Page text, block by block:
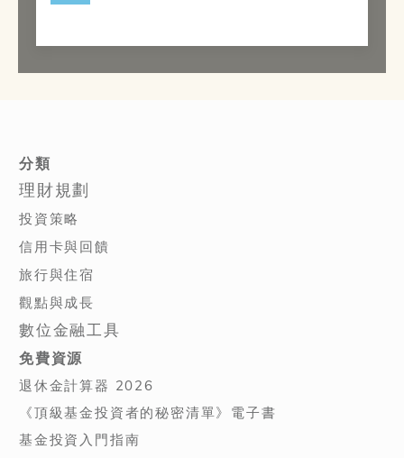
分類
理財規劃
投資策略
信用卡與回饋
旅行與住宿
觀點與成長
數位金融工具
免費資源
退休金計算器 2026
《頂級基金投資者的秘密清單》電子書
基金投資入門指南